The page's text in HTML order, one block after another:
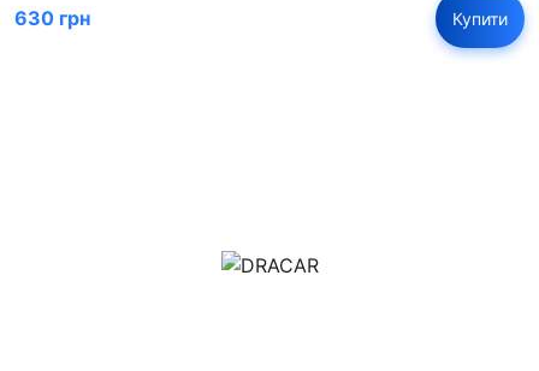
630 грн Купити